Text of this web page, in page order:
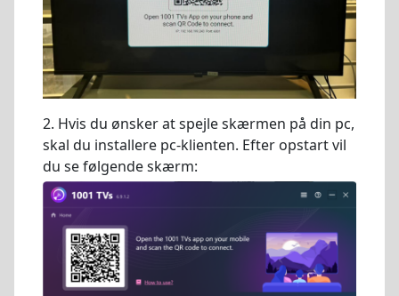
2. Hvis du ønsker at spejle skærmen på din pc,
skal du installere pc-klienten. Efter opstart vil
du se følgende skærm: